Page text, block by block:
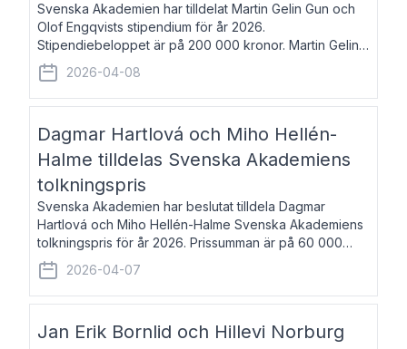
Svenska Akademien har tilldelat Martin Gelin Gun och
Olof Engqvists stipendium för år 2026.
Stipendiebeloppet är på 200 000 kronor. Martin Gelin,
född 1978, är journalist och författare. Han lever
numera i Paris men var under många år bosat
2026-04-08
Dagmar Hartlová och Miho Hellén-
Halme tilldelas Svenska Akademiens
tolkningspris
Svenska Akademien har beslutat tilldela Dagmar
Hartlová och Miho Hellén-Halme Svenska Akademiens
tolkningspris för år 2026. Prissumman är på 60 000
kronor var. Dagmar Hartlová, född 1951, översätter
huvudsakligen från svenska till tjeckiska
2026-04-07
Jan Erik Bornlid och Hillevi Norburg